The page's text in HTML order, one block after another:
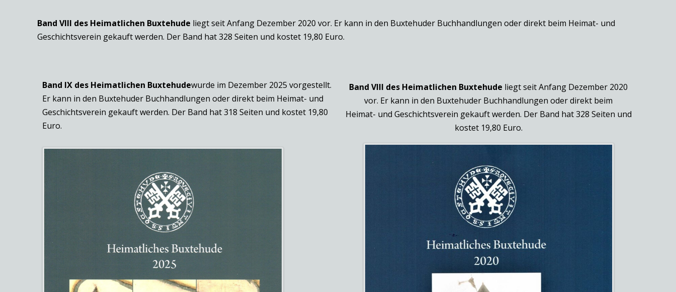
Band VIII des Heimatlichen Buxtehude liegt seit Anfang Dezember 2020 vor. Er kann in den Buxtehuder Buchhandlungen oder direkt beim Heimat- und
Geschichtsverein gekauft werden. Der Band hat 328 Seiten und kostet 19,80 Euro.
Band IX des Heimatlichen Buxtehudewurde im Dezember 2025 vorgestellt.
Er kann in den Buxtehuder Buchhandlungen oder direkt beim Heimat- und
Geschichtsverein gekauft werden. Der Band hat 318 Seiten und kostet 19,80
Euro.
Band VIII des Heimatlichen Buxtehude liegt seit Anfang Dezember 2020
vor. Er kann in den Buxtehuder Buchhandlungen oder direkt beim
Heimat- und Geschichtsverein gekauft werden. Der Band hat 328 Seiten und
kostet 19,80 Euro.